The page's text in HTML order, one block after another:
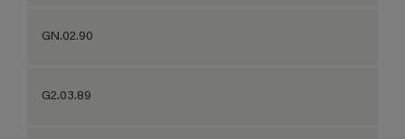
GN.02.90
G2.03.89